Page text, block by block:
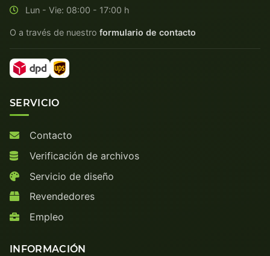
Lun - Vie: 08:00 - 17:00 h
O a través de nuestro formulario de contacto
SERVICIO
Contacto
Verificación de archivos
Servicio de diseño
Revendedores
Empleo
INFORMACIÓN